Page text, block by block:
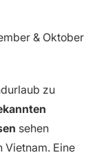
& Oktober
zu
sehen
Vietnam. Eine